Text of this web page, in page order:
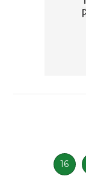
16